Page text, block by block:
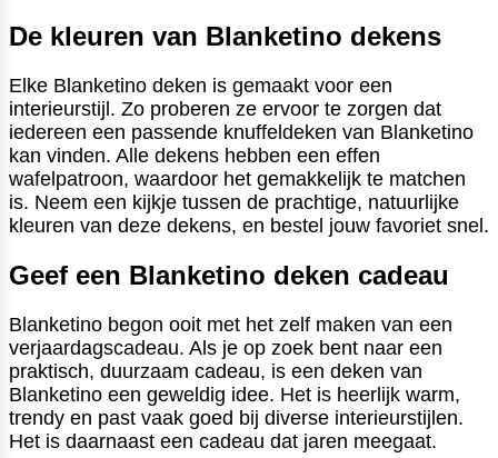
De kleuren van Blanketino dekens
Elke Blanketino deken is gemaakt voor een
interieurstijl. Zo proberen ze ervoor te zorgen dat
iedereen een passende knuffeldeken van Blanketino
kan vinden. Alle dekens hebben een effen
wafelpatroon, waardoor het gemakkelijk te matchen
is. Neem een kijkje tussen de prachtige, natuurlijke
kleuren van deze dekens, en bestel jouw favoriet snel.
Geef een Blanketino deken cadeau
Blanketino begon ooit met het zelf maken van een
verjaardagscadeau. Als je op zoek bent naar een
praktisch, duurzaam cadeau, is een deken van
Blanketino een geweldig idee. Het is heerlijk warm,
trendy en past vaak goed bij diverse interieurstijlen.
Het is daarnaast een cadeau dat jaren meegaat.